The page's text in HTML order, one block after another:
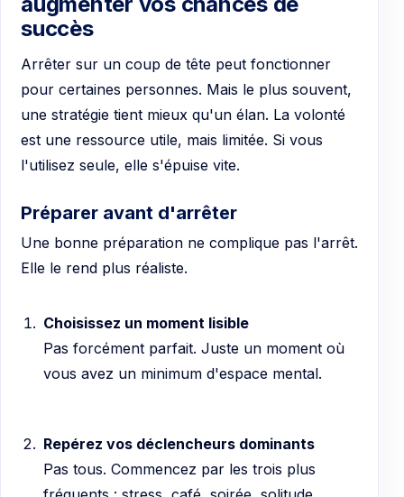
succès
Arrêter sur un coup de tête peut fonctionner
pour certaines personnes. Mais le plus souvent,
une stratégie tient mieux qu'un élan. La volonté
est une ressource utile, mais limitée. Si vous
l'utilisez seule, elle s'épuise vite.
Préparer avant d'arrêter
Une bonne préparation ne complique pas l'arrêt.
Elle le rend plus réaliste.
Choisissez un moment lisible
Pas forcément parfait. Juste un moment où
vous avez un minimum d'espace mental.
Repérez vos déclencheurs dominants
Pas tous. Commencez par les trois plus